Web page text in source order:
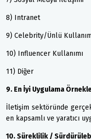
8) Intranet
9) Celebrity/Ünlü
10) Influencer Kullanımı
11) Diğer
9. En İyi Uygulama
İletişim sektöründe
en kapsamlı ve yaratıcı
10. Süreklilik /